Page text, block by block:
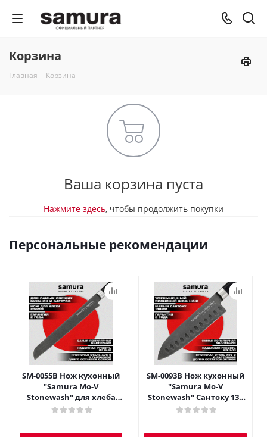
Корзина
Главная - Корзина
Ваша корзина пуста
Нажмите здесь, чтобы продолжить покупки
Персональные рекомендации
SM-0055B Нож кухонный
"Samura Mo-V
Stonewash" для хлеба
230 мм, G-10
SM-0093B Нож кухонный
"Samura Mo-V
Stonewash" Сантоку 138
мм, G-10